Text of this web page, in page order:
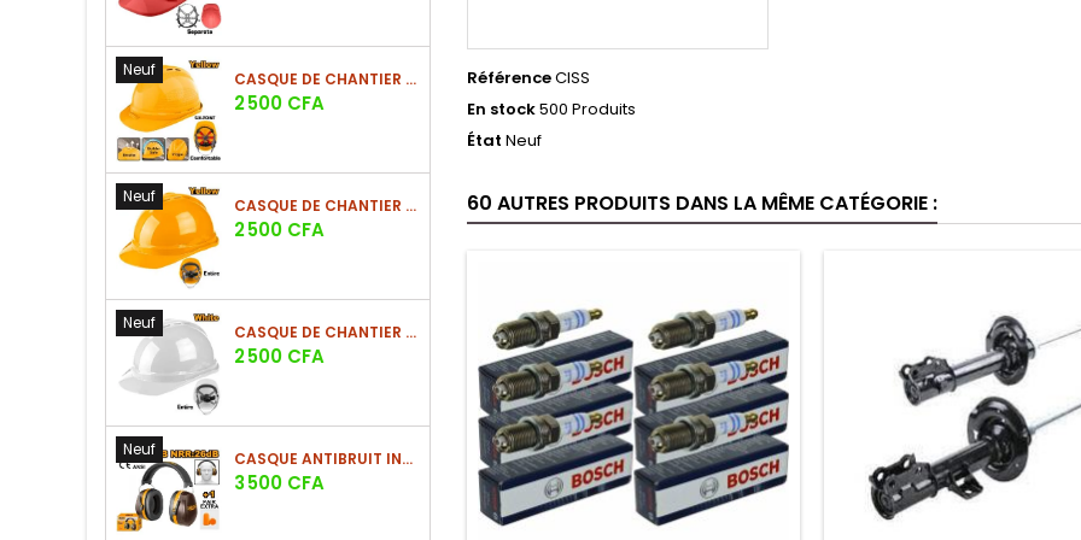
Neuf CASQUE DE CHANTIER JAUNE EN PE 380G - SUSPENSION 6 POINTS
Prix
2 500 CFA
Neuf CASQUE DE CHANTIER JAUNE EN PE 380G - SUSPENSION 8 POINTS
Prix
2 500 CFA
Neuf CASQUE DE CHANTIER BLANC EN PE 380G
Prix
2 500 CFA
Neuf CASQUE ANTIBRUIT INDUSTRIEL SNR 33DB - NRR 28DB AVEC BOUCHONS D'OREILLE INCLUS
Prix
3 500 CFA
RéférenceCISS
En stock500 Produits
État Neuf
60 AUTRES PRODUITS DANS LA MÊME CATÉGORIE :